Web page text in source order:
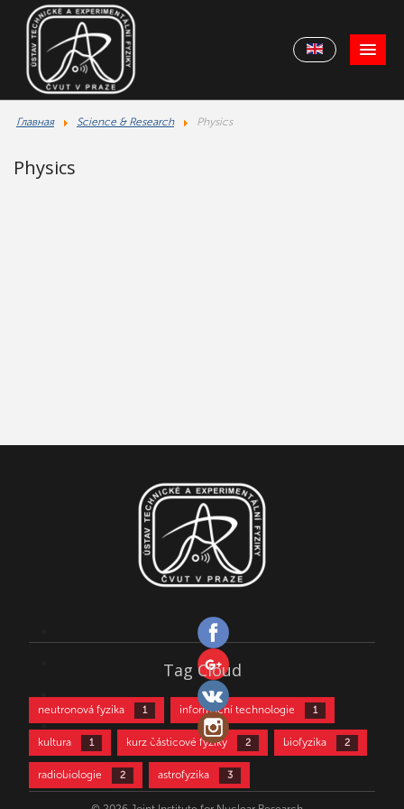
Главная Science & Research Physics
Physics
Tag Cloud
neutronová fyzika 1 informační technologie 1
kultura 1 kurz částicové fyziky 2 biofyzika 2
radiobiologie 2 astrofyzika 3